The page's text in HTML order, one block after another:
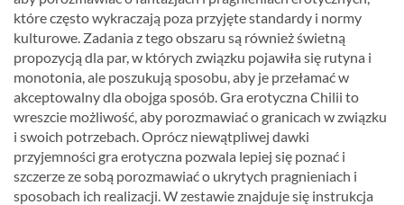
które często wykraczają poza przyjęte standardy i normy
kulturowe. Zadania z tego obszaru są również świetną
propozycją dla par, w których związku pojawiła się rutyna i
monotonia, ale poszukują sposobu, aby je przełamać w
akceptowalny dla obojga sposób. Gra erotyczna Chilii to
wreszcie możliwość, aby porozmawiać o granicach w związku
i swoich potrzebach. Oprócz niewątpliwej dawki
przyjemności gra erotyczna pozwala lepiej się poznać i
szczerze ze sobą porozmawiać o ukrytych pragnieniach i
sposobach ich realizacji. W zestawie znajduje się instrukcja